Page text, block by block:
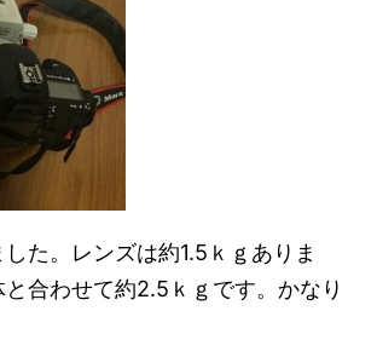
た。レンズは約1.5ｋｇありま
合わせて約2.5ｋｇです。かなり